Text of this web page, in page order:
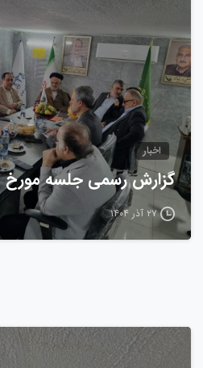
اخبار
گزارش رسمی جلسه مورخ ۱۷ مهرماه ۱۴۰۴
۲۷ آذر ۱۴۰۴